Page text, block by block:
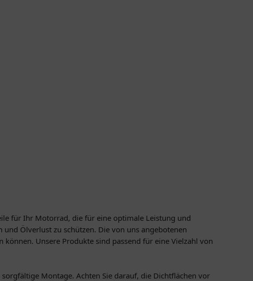
für Ihr Motorrad, die für eine optimale Leistung und
Ölverlust zu schützen. Die von uns angebotenen
Unsere Produkte sind passend für eine Vielzahl von
Montage. Achten Sie darauf, die Dichtflächen vor